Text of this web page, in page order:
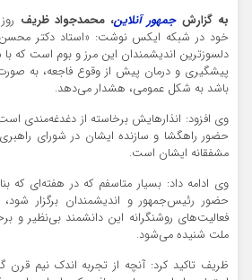
به گزارشجمهور آنلاین، محمدجواد ظریف
خود در شبکه ایکس نوشت: «‏استاد دکتر محسن
دلسوزترین اندیشمندان این مرز و بوم است که
پیشگیری و درمان پیش از وقوع فاجعه، به
باشد به شکل عمومی، هشدار می‌دهد.
وی افزود: انذارهایش برخاسته از دغدغه‌مندی
حضور راهگشا و سازنده ایشان در شورای
مشفقانه ایشان است.
وی ادامه داد: بسیار متاسفم که در هفته‌ای که
حضور رئیس‌جمهور و اندیشمندان برگزار شود،
فعالیت‌های روشنگرانه این دانشمند بی‌نظیر و
ملت شنیده می‌شود.
ظریف تاکید کرد: آنچه از تجربه اندک نیم قرن